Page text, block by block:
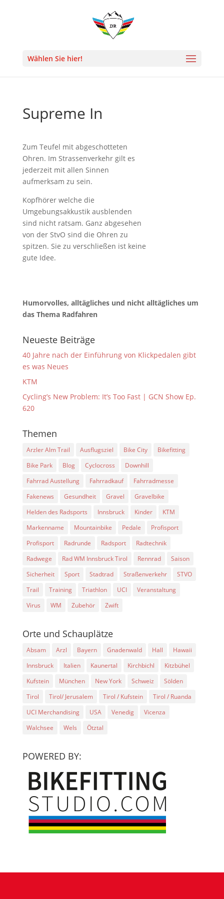
Wählen Sie hier!
Supreme In
Zum Teufel mit abgeschotteten
Ohren. Im Strassenverkehr gilt es
jederzeit mit allen Sinnen
aufmerksam zu sein.
Kopfhörer welche die
Umgebungsakkustik ausblenden
sind nicht ratsam. Ganz abgesehen
von der StvO sind die Ohren zu
spitzen. Sie zu verschließen ist keine
gute Idee.
Humorvolles, alltägliches und nicht alltägliches um
das Thema Radfahren
Neueste Beiträge
40 Jahre nach der Einführung von Klickpedalen gibt
es was Neues
KTM
Cycling’s New Problem: It’s Too Fast | GCN Show Ep.
620
Themen
Arzler Alm Trail Ausflugsziel Bike City
Bikefitting
Bike Park
Blog Cyclocross
Downhill
Fahrrad Austellung
Fahrradkauf
Fahrradmesse
Fakenews
Gesundheit Gravel
Gravelbike
Helden des Radsports
Innsbruck Kinder
KTM
Markenname
Mountainbike Pedale
Profisport
Profisport
Radrunde Radsport
Radtechnik
Radwege
Rad WM Innsbruck Tirol Rennrad
Saison
Sicherheit
Sport Stadtrad Straßenverkehr
STVO
Trail
Training Triathlon UCI
Veranstaltung
Virus
WM Zubehör Zwift
Orte und Schauplätze
Absam Arzl Bayern Gnadenwald Hall
Hawaii
Innsbruck
Italien Kaunertal Kirchbichl
Kitzbühel
Kufstein
München New York Schweiz
Sölden
Tirol
Tirol/ Jerusalem Tirol / Kufstein
Tirol / Ruanda
UCI Merchandising
USA Venedig
Vicenza
Walchsee
Wels Ötztal
POWERED BY: